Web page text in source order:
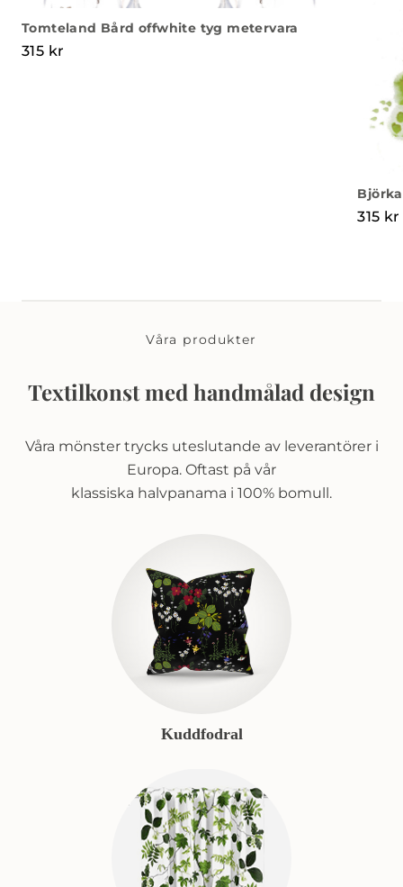
Tomteland Bård offwhite tyg metervara
315 kr
315 kr
Våra produkter
Textilkonst med handmålad design
Våra mönster trycks uteslutande av leverantörer i
Europa. Oftast på vår
klassiska halvpanama i 100% bomull.
Kuddfodral